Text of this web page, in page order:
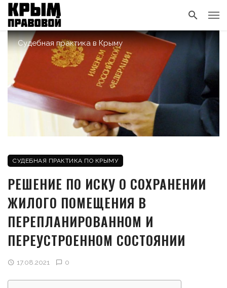
Судебная практика в Крыму
СУДЕБНАЯ ПРАКТИКА ПО КРЫМУ
РЕШЕНИЕ ПО ИСКУ О СОХРАНЕНИИ
ЖИЛОГО ПОМЕЩЕНИЯ В
ПЕРЕПЛАНИРОВАННОМ И
ПЕРЕУСТРОЕННОМ СОСТОЯНИИ
17.08.2021 0